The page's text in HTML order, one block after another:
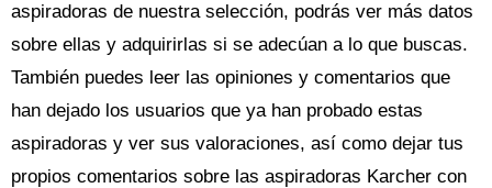
aspiradoras de nuestra selección, podrás ver más datos
sobre ellas y adquirirlas si se adecúan a lo que buscas.
También puedes leer las opiniones y comentarios que
han dejado los usuarios que ya han probado estas
aspiradoras y ver sus valoraciones, así como dejar tus
propios comentarios sobre las aspiradoras Karcher con